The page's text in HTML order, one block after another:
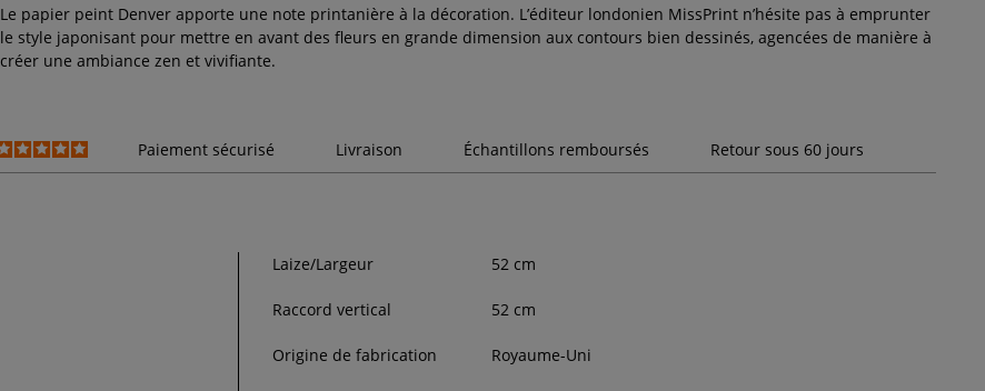
Le papier peint Denver apporte une note printanière à la décoration. L’éditeur londonien MissPrint n’hésite pas à emprunter
le style japonisant pour mettre en avant des fleurs en grande dimension aux contours bien dessinés, agencées de manière à
créer une ambiance zen et vivifiante.
Paiement sécurisé Livraison Échantillons remboursés Retour sous 60 jours
Laize/Largeur 52 cm
Raccord vertical 52 cm
Origine de fabrication Royaume-Uni